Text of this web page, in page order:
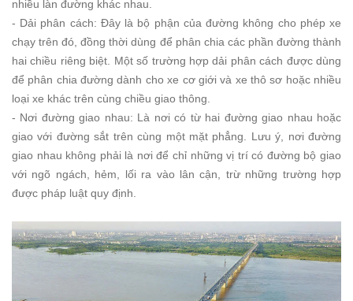
nhiều làn đường khác nhau.
- Dải phân cách: Đây là bộ phận của đường không cho phép xe
chạy trên đó, đồng thời dùng để phân chia các phần đường thành
hai chiều riêng biệt. Một số trường hợp dải phân cách được dùng
để phân chia đường dành cho xe cơ giới và xe thô sơ hoặc nhiều
loại xe khác trên cùng chiều giao thông.
- Nơi đường giao nhau: Là nơi có từ hai đường giao nhau hoặc
giao với đường sắt trên cùng một mặt phẳng. Lưu ý, nơi đường
giao nhau không phải là nơi để chỉ những vị trí có đường bộ giao
với ngõ ngách, hẻm, lối ra vào lân cận, trừ những trường hợp
được pháp luật quy định.